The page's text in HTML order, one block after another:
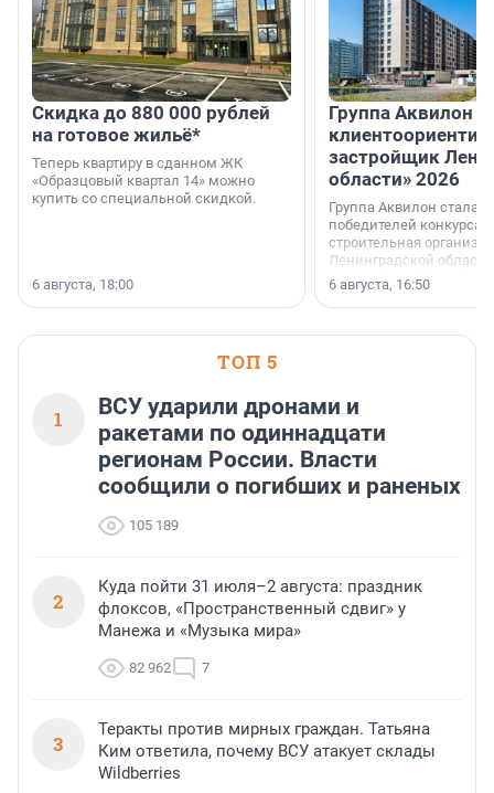
Скидка до 880 000 рублей
на готовое жильё*
Теперь квартиру в сданном ЖК
«Образцовый квартал 14» можно
купить со специальной скидкой.
6 августа, 18:00
Группа Аквилон
застройщик
области» 2026
Группа Аквилон стала
победителей конкурса
строительная
Ленинградской области
номинации «Самый
застройщик
области».
6 августа, 16:50
ТОП 5
1
ВСУ ударили дронами и
ракетами по одиннадцати
регионам России. Власти
сообщили о погибших и раненых
105 189
2
Куда пойти 31 июля–2 августа: праздник
флоксов, «Пространственный сдвиг» у
Манежа и «Музыка мира»
82 962 7
3
Теракты против мирных граждан. Татьяна
Ким ответила, почему ВСУ атакует склады
Wildberries